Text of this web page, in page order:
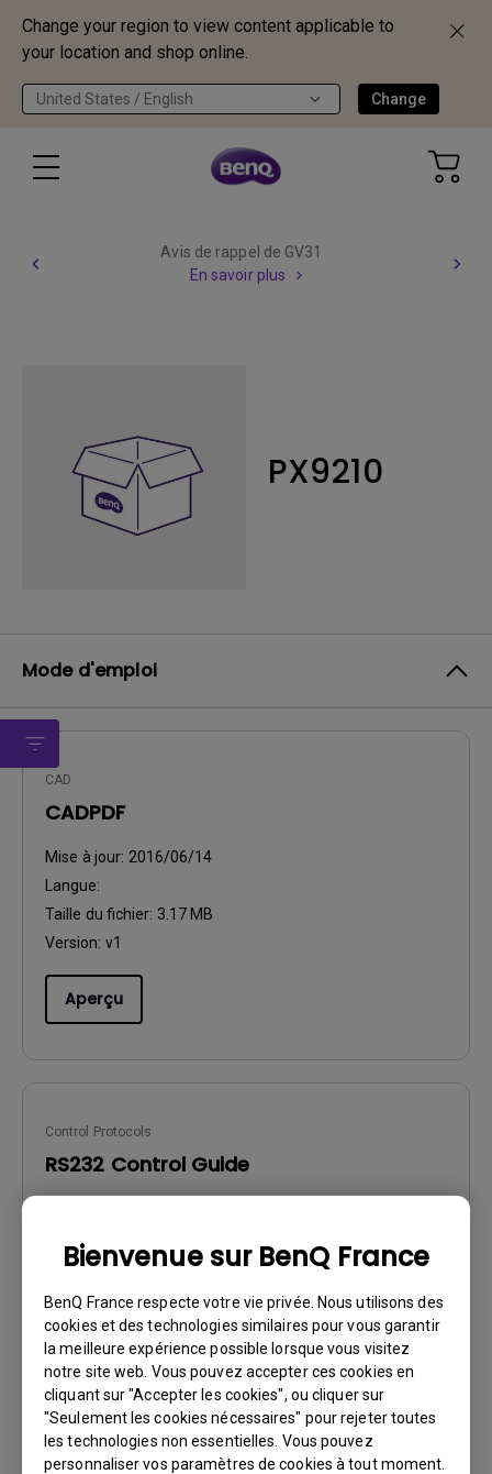
Change your region to view content applicable to
your location and shop online.
United States / English Change
Bienvenue sur BenQ France
BenQ France respecte votre vie privée. Nous utilisons des
cookies et des technologies similaires pour vous garantir
la meilleure expérience possible lorsque vous visitez
notre site web. Vous pouvez accepter ces cookies en
cliquant sur "Accepter les cookies", ou cliquer sur
"Seulement les cookies nécessaires" pour rejeter toutes
les technologies non essentielles. Vous pouvez
personnaliser vos paramètres de cookies à tout moment.
Avis de rappel de GV31
En savoir plus
PX9210
Mode d'emploi
CAD
CADPDF
Mise à jour: 2016/06/14
Langue:
Taille du fichier: 3.17 MB
Version: v1
Aperçu
Control Protocols
RS232 Control Guide
Taille du fichier:919.83 KB
Version:
Aperçu